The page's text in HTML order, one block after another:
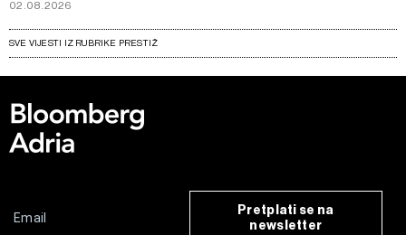
02.08.2026
SVE VIJESTI IZ RUBRIKE PRESTIŽ
Pretplati se na
newsletter